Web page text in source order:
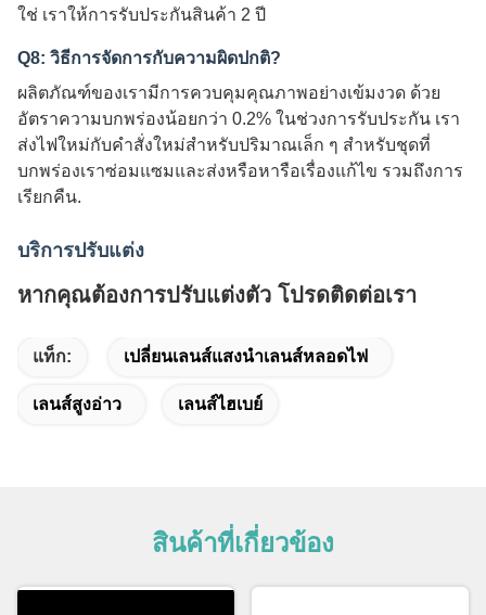
ใช่ เราให้การรับประกันสินค้า 2 ปี
Q8: วิธีการจัดการกับความผิดปกติ?
ผลิตภัณฑ์ของเรามีการควบคุมคุณภาพอย่างเข้มงวด ด้วย
อัตราความบกพร่องน้อยกว่า 0.2% ในช่วงการรับประกัน เรา
ส่งไฟใหม่กับคําสั่งใหม่สําหรับปริมาณเล็ก ๆ สําหรับชุดที่
บกพร่องเราซ่อมแซมและส่งหรือหารือเรื่องแก้ไข รวมถึงการ
เรียกคืน.
บริการปรับแต่ง
หากคุณต้องการปรับแต่งตัว โปรดติดต่อเรา
แท็ก: เปลี่ยนเลนส์แสงนำเลนส์หลอดไฟ
เลนส์สูงอ่าว เลนส์ไฮเบย์
สินค้าที่เกี่ยวข้อง